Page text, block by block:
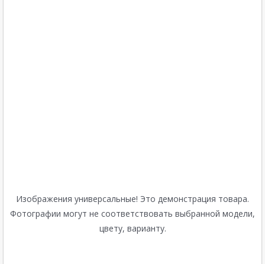
Изображения универсальные! Это демонстрация товара.
Фотографии могут не соответствовать выбранной модели,
цвету, варианту.